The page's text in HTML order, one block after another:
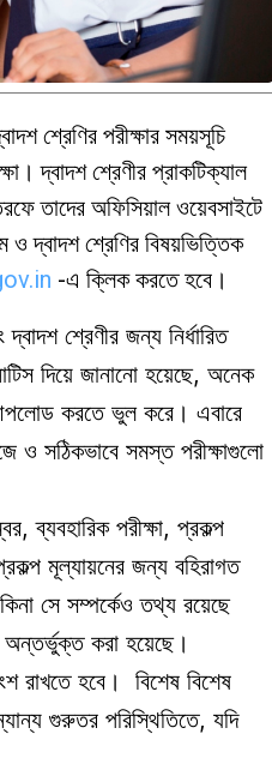
শ্রেণির পরীক্ষার সময়সূচি
দ্বাদশ শ্রেণীর প্রাকটিক্যাল
তাদের অফিসিয়াল ওয়েবসাইটে
দ্বাদশ শ্রেণির বিষয়ভিত্তিক
-এ ক্লিক করতে হবে।
শ্রেণীর জন্য নির্ধারিত
দিয়ে জানানো হয়েছে, অনেক
করতে ভুল করে। এবারে
ও সঠিকভাবে সমস্ত পরীক্ষাগুলো
ব্যবহারিক পরীক্ষা, প্রকল্প
মূল্যায়নের জন্য বহিরাগত
সে সম্পর্কেও তথ্য রয়েছে
অন্তর্ভুক্ত করা হয়েছে।
রাখতে হবে। বিশেষ বিশেষ
গুরুতর পরিস্থিতিতে, যদি